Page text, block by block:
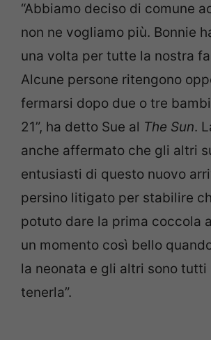
“Abbiamo deciso di comune
non ne vogliamo più. Bonnie
una volta per tutte la nostra
Alcune persone ritengono
fermarsi dopo due o tre
21”, ha detto Sue al The Sun.
anche affermato che gli altri
entusiasti di questo nuovo
persino litigato per stabilire
potuto dare la prima coccola a
un momento così bello
la neonata e gli altri sono
tenerla”.